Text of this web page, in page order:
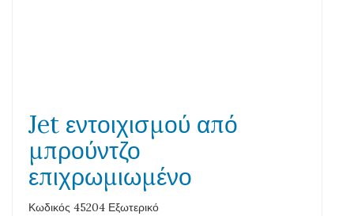
Jet εντοιχισμού από
μπρούντζο
επιχρωμιωμένο
Κωδικός 45204 Εξωτερικό